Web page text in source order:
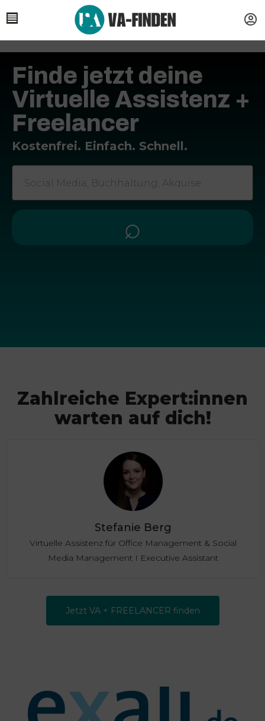
Finde jetzt deine
Virtuelle Assistenz +
Freelancer
Kostenfrei. Einfach. Schnell.
⌕
Zahlreiche Expert:innen
warten auf dich!
Stefanie Berg
Virtuelle Assistenz für Office Management & Social
Media Management I Executive Assistant
Jetzt VA + FREELANCER finden